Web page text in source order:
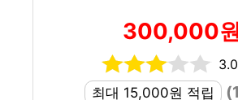
300,000원
최대 15,000원 적립